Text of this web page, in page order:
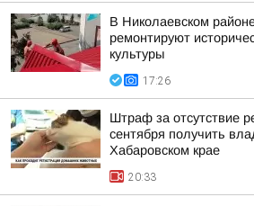
В Николаевском
ремонтируют
культуры
17:26
Штраф за отсутствие
сентября получить
Хабаровском крае
20:33